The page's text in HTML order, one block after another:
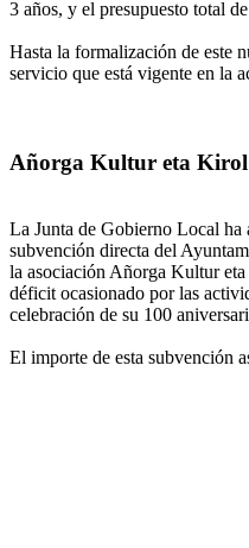
3 años, y el presupuesto total
Hasta la formalización de este
servicio que está vigente en la
Añorga Kultur eta
La Junta de Gobierno Local ha
subvención directa del
la asociación Añorga Kultur
déficit ocasionado por las
celebración de su 100
El importe de esta subvención